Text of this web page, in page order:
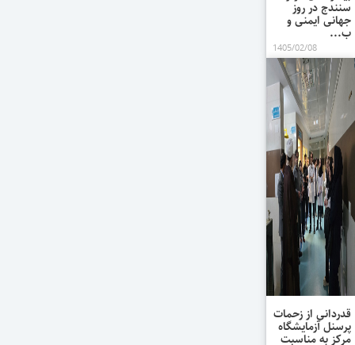
سنندج در روز
جهانی ایمنی و
ب...
همزمان با
فرارسیدن 8
اردیبهشت، روز
جهانی ایمنی و
بهداشت حرفه ای
از کارکنان شاغل
در واحد بهداشت
حرفه ای
بیمارستان کوثر
سنندج با ح...
1405/02/08
قدردانی از زحمات
پرسنل آزمایشگاه
مرکز به مناسبت